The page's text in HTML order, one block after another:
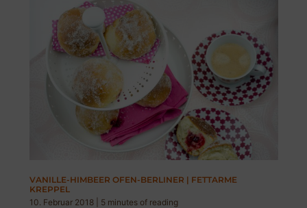
VANILLE-HIMBEER OFEN-BERLINER | FETTARME
KREPPEL
10. Februar 2018
5 minutes of reading